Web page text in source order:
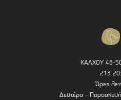
ΚΑΛΧΟΥ 48-
213
Ώρες
Δευτέρα -